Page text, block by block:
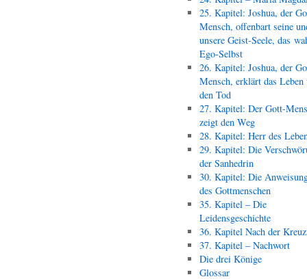
25. Kapitel: Joshua, der
Mensch, offenbart seine
unsere Geist-Seele, das
Ego-Selbst
26. Kapitel: Joshua, der
Mensch, erklärt das Leben
den Tod
27. Kapitel: Der Gott-
zeigt den Weg
28. Kapitel: Herr des
29. Kapitel: Die
der Sanhedrin
30. Kapitel: Die
des Gottmenschen
35. Kapitel – Die
Leidensgeschichte
36. Kapitel Nach der
37. Kapitel – Nachwort
Die drei Könige
Glossar